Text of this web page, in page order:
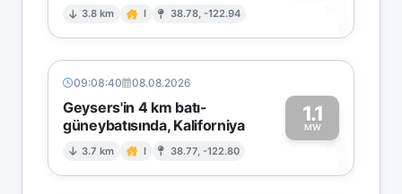
3.8 km I 38.78, -122.94 1
09:08:40 08.08.2026
Geysers'in 4 km batı-
güneybatısında, Kaliforniya
3.7 km I 38.77, -122.80
1.1
MW1